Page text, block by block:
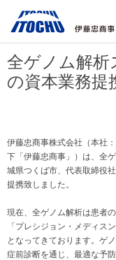
全ゲノム解析
の資本業務提
伊藤忠商事株式会社（本社
下「伊藤忠商事」）は、全
城県つくば市、代表取締役
提携致しました。
現在、全ゲノム解析は患者
「プレシジョン・メディス
となってきております。ゲ
症前診断を通じ、最適な予